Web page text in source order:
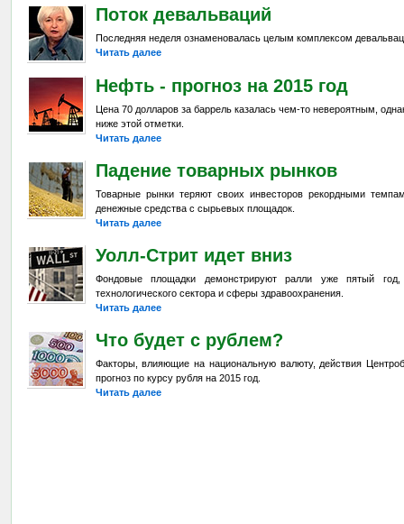
Поток девальваций
Последняя неделя ознаменовалась целым комплексом
Читать далее
Нефть - прогноз на 2015 год
Цена 70 долларов за баррель казалась чем-то невероятным,
ниже этой отметки.
Читать далее
Падение товарных рынков
Товарные рынки теряют своих инвесторов рекордными
денежные средства с сырьевых площадок.
Читать далее
Уолл-Стрит идет вниз
Фондовые площадки демонстрируют ралли уже пятый
технологического сектора и сферы здравоохранения.
Читать далее
Что будет с рублем?
Факторы, влияющие на национальную валюту, действия
прогноз по курсу рубля на 2015 год.
Читать далее